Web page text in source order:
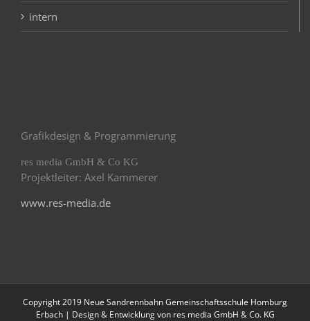
intern
Grafikdesign & Programmierung
res media GmbH & Co KG
Projektleiter: Axel Kammerer
www.res-media.de
Copyright 2019 Neue Sandrennbahn Gemeinschaftsschule Homburg
Erbach | Design & Entwicklung von res media GmbH & Co. KG